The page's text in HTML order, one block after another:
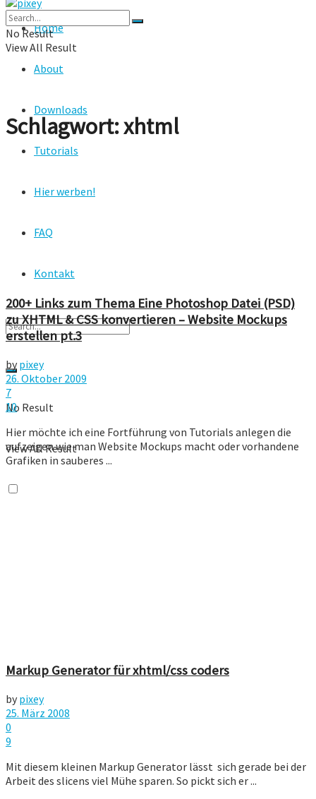
Home
About
Downloads
Tutorials
Hier werben!
FAQ
Kontakt
No Result
View All Result
No Result
View All Result
Schlagwort:xhtml
200+ Links zum Thema Eine Photoshop Datei (PSD)
zu XHTML & CSS konvertieren – Website Mockups
erstellen pt.3
by pixey
26. Oktober 2009
7
10
Hier möchte ich eine Fortführung von Tutorials anlegen die
aufzeigen wie man Website Mockups macht oder vorhandene
Grafiken in sauberes ...
Markup Generator für xhtml/css coders
by pixey
25. März 2008
0
9
Mit diesem kleinen Markup Generator lässt sich gerade bei der
Arbeit des slicens viel Mühe sparen. So pickt sich er ...